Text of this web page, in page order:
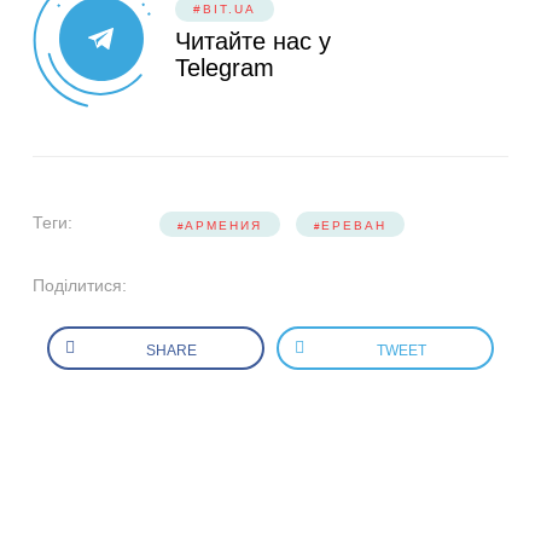
#BIT.UA
Читайте нас у
Telegram
Теги: АРМЕНИЯ ЕРЕВАН
Поділитися:
SHARE TWEET